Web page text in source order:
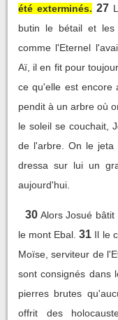
été exterminés. 27
butin le bétail et les
comme l'Eternel
Aï, il en fit pour
ce qu'elle est encore
pendit à un arbre où
le soleil se couchait,
de l'arbre. On le
dressa sur lui un
aujourd'hui.
30 Alors Josué
le mont Ebal. 31 Il le
Moïse, serviteur de
sont consignés dans
pierres brutes
offrit des